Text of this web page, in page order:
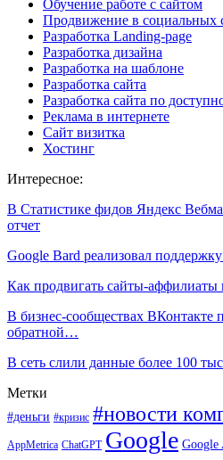
Обучение работе с сайтом
Продвижение в социальных
Разработка Landing-page
Разработка дизайна
Разработка на шаблоне
Разработка сайта
Разработка сайта по
Реклама в интернете
Сайт визитка
Хостинг
Интересное:
В Статистике фидов Яндекс
отчет
Google Bard реализовал
Как продвигать сайты-аффилиаты
В бизнес-сообществах ВКонтакте
обратной…
В сеть слили данные более 100
Метки
#деньги #кризис #новости
AppMetrica ChatGPT Google Google